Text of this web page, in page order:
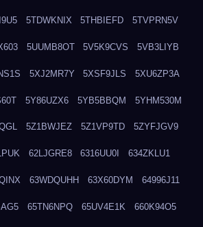
5TDWKNIX 5THBIEFD 5TVPRN5V
5UUMB8OT 5V5K9CVS 5VB3LIYB
5XJ2MR7Y 5XSF9JLS 5XU6ZP3A
5Y86UZX6 5YB5BBQM 5YHM530M
5Z1BWJEZ 5Z1VP9TD 5ZYFJGV9
62LJGRE8 6316UU0I 634ZKLU1
63WDQUHH 63X60DYM 64996J11
65TN6NPQ 65UV4E1K 660K94O5